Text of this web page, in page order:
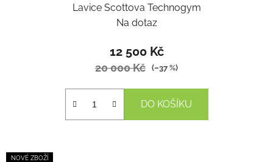
Lavice Scottova Technogym
Na dotaz
12 500 Kč
20 000 Kč (–37 %)
DO KOŠÍKU
NOVÉ ZBOŽÍ